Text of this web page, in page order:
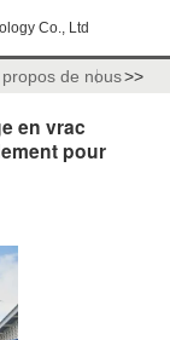
Co., Ltd
de nous>>
en vrac
pour